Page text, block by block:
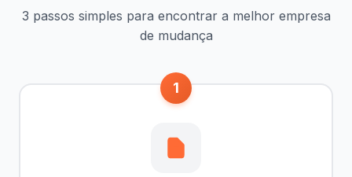
3 passos simples para encontrar a melhor empresa
de mudança
1